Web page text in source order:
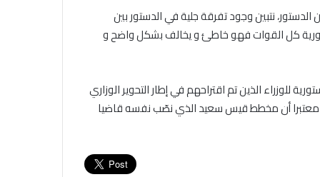
عياض بن عاشور، إلى أنه بالاستعانة بالفصول 17 و 18 و 19 من الدستور، نتبين وجود تفرقة جلية في الدستور بين
كل القوات فهو خاطئ و يخالف بشكل واضح و
للوزراء الذين تم اقتراحهم في إطار التحوير الوزاري
معتبرا أن مخطط قيس سعيد الذي نصّب نفسه قاضيا